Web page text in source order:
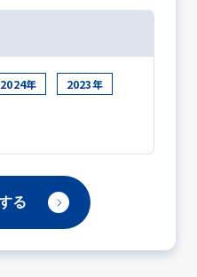
2024年 2023年